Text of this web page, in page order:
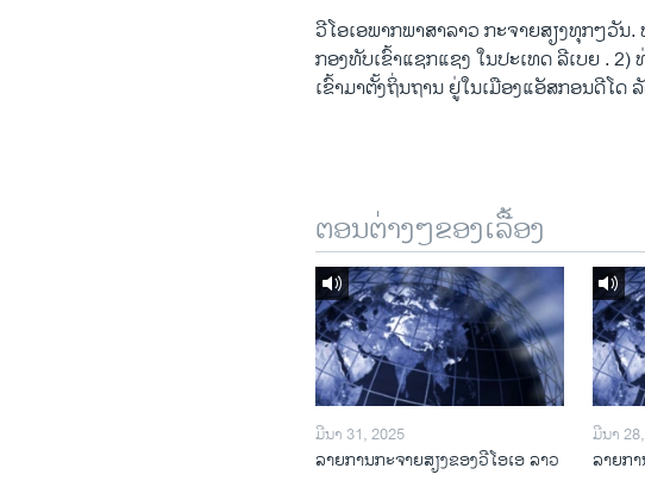
ວີໂອເອພາກພາສາລາວ ກະຈາຍສຽງທຸກໆວັ
ກອງທັບເຂົ້າແຊກແຊງ ໃນປະເທດ ລີເບຍ .
ເຂົ້າມາຕັ້ງຖິ່ນຖານ ຢູ່ໃນເມືອງແອັສກອນດີໂ
ຕອນຕ່າງໆຂອງເລື້ອງ
ມີນາ 31, 2025
ລາຍການກະຈາຍສຽງຂອງວີໂອເອ ລາວ
ມີນາ
ລາຍກ